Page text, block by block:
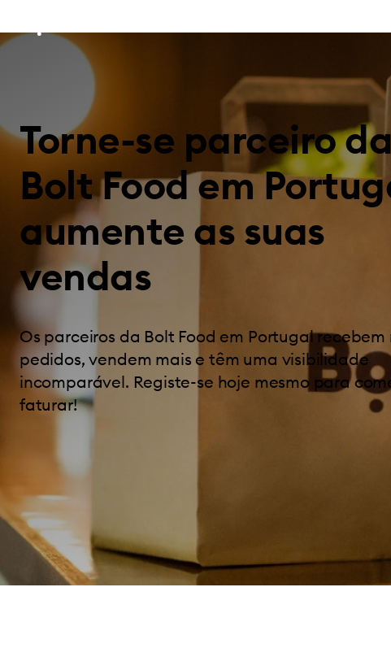
Torne-se parceiro da
Bolt Food em
aumente as suas
vendas
Os parceiros da Bolt Food em Portugal recebem
pedidos, vendem mais e têm uma visibilidade
incomparável. Registe-se hoje mesmo para
faturar!